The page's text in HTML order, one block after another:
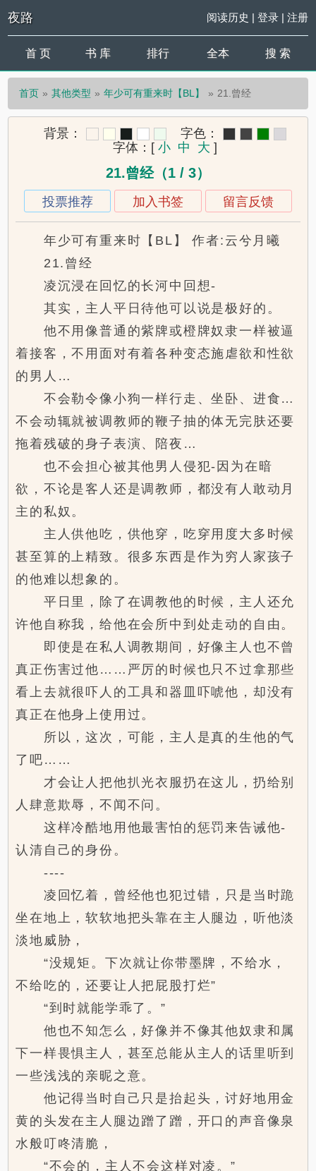
夜路 阅读历史 | 登录| 注册
首 页 书 库 排行 全本 搜 索
首页 其他类型 年少可有重来时【BL】 21.曾经
背景：
字色：
字体： [ 小 中 大 ]
21.曾经（1 / 3）
投票推荐 加入书签 留言反馈
年少可有重来时【BL】 作者:云兮月曦
21.曾经
凌沉浸在回忆的长河中回想-
其实，主人平日待他可以说是极好的。
他不用像普通的紫牌或橙牌奴隶一样被逼
着接客，不用面对有着各种变态施虐欲和性欲
的男人…
不会勒令像小狗一样行走、坐卧、进食…
不会动辄就被调教师的鞭子抽的体无完肤还要
拖着残破的身子表演、陪夜…
也不会担心被其他男人侵犯-因为在暗
欲，不论是客人还是调教师，都没有人敢动月
主的私奴。
主人供他吃，供他穿，吃穿用度大多时候
甚至算的上精致。很多东西是作为穷人家孩子
的他难以想象的。
平日里，除了在调教他的时候，主人还允
许他自称我，给他在会所中到处走动的自由。
即使是在私人调教期间，好像主人也不曾
真正伤害过他……严厉的时候也只不过拿那些
看上去就很吓人的工具和器皿吓唬他，却没有
真正在他身上使用过。
所以，这次，可能，主人是真的生他的气
了吧……
才会让人把他扒光衣服扔在这儿，扔给别
人肆意欺辱，不闻不问。
这样冷酷地用他最害怕的惩罚来告诫他-
认清自己的身份。
----
凌回忆着，曾经他也犯过错，只是当时跪
坐在地上，软软地把头靠在主人腿边，听他淡
淡地威胁，
“没规矩。下次就让你带墨牌，不给水，
不给吃的，还要让人把屁股打烂”
“到时就能学乖了。”
他也不知怎么，好像并不像其他奴隶和属
下一样畏惧主人，甚至总能从主人的话里听到
一些浅浅的亲昵之意。
他记得当时自己只是抬起头，讨好地用金
黄的头发在主人腿边蹭了蹭，开口的声音像泉
水般叮咚清脆，
“不会的，主人不会这样对凌。”